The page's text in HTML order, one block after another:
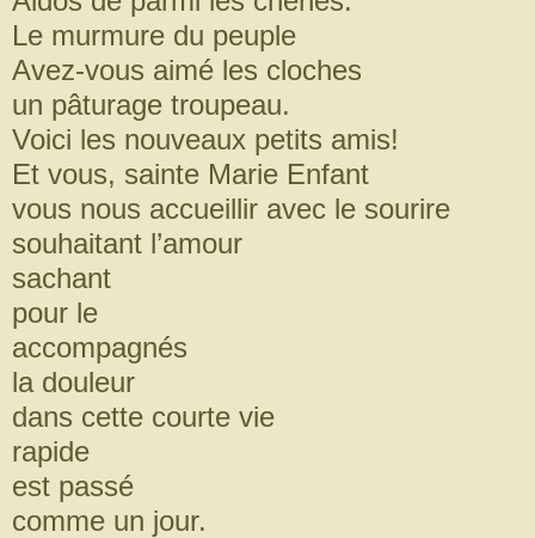
Le murmure du peuple
Avez-vous aimé les cloches
un pâturage troupeau.
Voici les nouveaux petits amis!
Et vous, sainte Marie Enfant
vous nous accueillir avec le sourire
souhaitant l’amour
sachant
pour le
accompagnés
la douleur
dans cette courte vie
rapide
est passé
comme un jour.